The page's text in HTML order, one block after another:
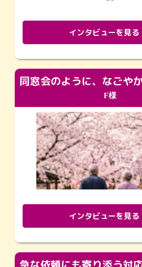
インタビューを見る
F様
インタビューを見る